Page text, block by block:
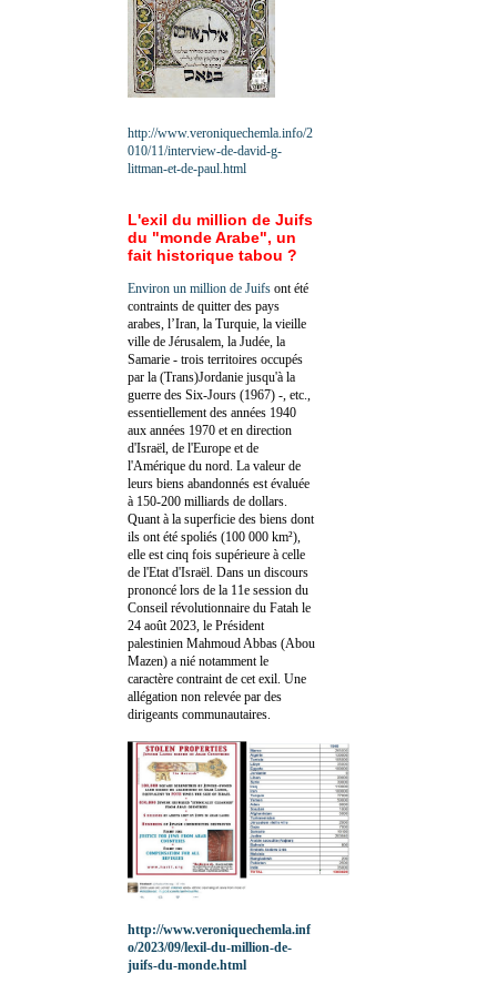
http://www.veroniquechemla.info/2
010/11/interview-de-david-g-
littman-et-de-paul.html
L'exil du million de Juifs
du "monde Arabe", un
fait historique tabou ?
Environ un million de Juifs ont été
contraints de quitter des pays
arabes, l’Iran, la Turquie, la vieille
ville de Jérusalem, la Judée, la
Samarie - trois territoires occupés
par la (Trans)Jordanie jusqu'à la
guerre des Six-Jours (1967) -, etc.,
essentiellement des années 1940
aux années 1970 et en direction
d'Israël, de l'Europe et de
l'Amérique du nord. La valeur de
leurs biens abandonnés est évaluée
à 150-200 milliards de dollars.
Quant à la superficie des biens dont
ils ont été spoliés (100 000 km²),
elle est cinq fois supérieure à celle
de l'Etat d'Israël. Dans un discours
prononcé lors de la 11e session du
Conseil révolutionnaire du Fatah le
24 août 2023, le Président
palestinien Mahmoud Abbas (Abou
Mazen) a nié notamment le
caractère contraint de cet exil. Une
allégation non relevée par des
dirigeants communautaires.
http://www.veroniquechemla.inf
o/2023/09/lexil-du-million-de-
juifs-du-monde.html